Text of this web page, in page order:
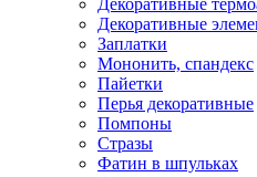
Декоративные
Декоративные
Заплатки
Мононить, спандекс
Пайетки
Перья декоративные
Помпоны
Стразы
Фатин в шпульках